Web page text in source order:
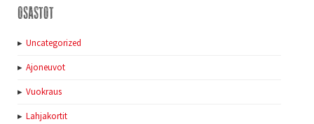
Osastot
Uncategorized
Ajoneuvot
Vuokraus
Lahjakortit